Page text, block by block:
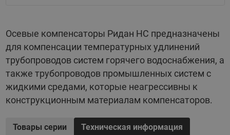
Данные компенсаторы предназначены для установки на
стояках и магистральных трубопроводах систем ГВС
многоэтажных зданий. Осевые компенсаторы состоят из
многослойного сильфона (гофрированного цилиндра),
выполненного из нержавеющей стали, и приваренных к
нему патрубков, также выполненных из нержавеющей
стали.
Все осевые компенсаторы Ридан НС оснащены
внутренней гильзой, а также могут быть оснащены
Осевые компенсаторы Ридан НС предназначены
для компенсации температурных удлинений
трубопроводов систем горячего водоснабжения, а
также трубопроводов промышленных систем с
жидкими средами, которые неагрессивны к
конструкционным материалам компенсаторов.
Товары серии Техническая информация